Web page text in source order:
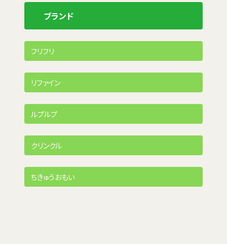
ブランド
フリフリ
リファイン
ルプルプ
クリンクル
ちきゅうおもい